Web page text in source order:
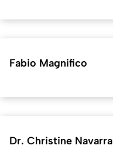
Fabio Magnifico
Dr. Christine Navarra